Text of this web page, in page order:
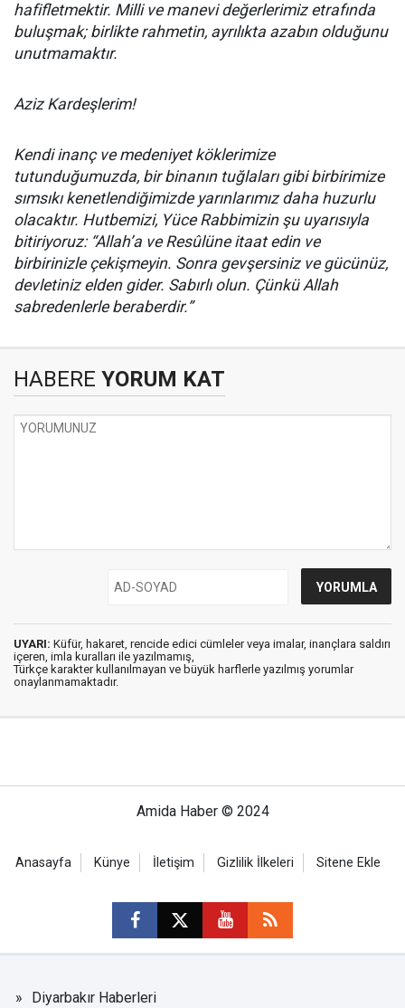
hafifletmektir. Milli ve manevi değerlerimiz etrafında
buluşmak; birlikte rahmetin, ayrılıkta azabın olduğunu
unutmamaktır.
Aziz Kardeşlerim!
Kendi inanç ve medeniyet köklerimize
tutunduğumuzda, bir binanın tuğlaları gibi birbirimize
sımsıkı kenetlendiğimizde yarınlarımız daha huzurlu
olacaktır. Hutbemizi, Yüce Rabbimizin şu uyarısıyla
bitiriyoruz: “Allah’a ve Resûlüne itaat edin ve
birbirinizle çekişmeyin. Sonra gevşersiniz ve gücünüz,
devletiniz elden gider. Sabırlı olun. Çünkü Allah
sabredenlerle beraberdir.”
HABERE YORUM KAT
UYARI: Küfür, hakaret, rencide edici cümleler veya imalar, inançlara saldırı
içeren, imla kuralları ile yazılmamış,
Türkçe karakter kullanılmayan ve büyük harflerle yazılmış yorumlar
onaylanmamaktadır.
Amida Haber © 2024
Anasayfa Künye İletişim Gizlilik İlkeleri Sitene Ekle
Diyarbakır Haberleri